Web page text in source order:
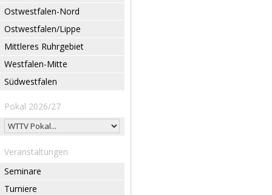
Ostwestfalen-Nord
Ostwestfalen/Lippe
Mittleres Ruhrgebiet
Westfalen-Mitte
Südwestfalen
Pokal 2026/27
Veranstaltungen
Seminare
Turniere